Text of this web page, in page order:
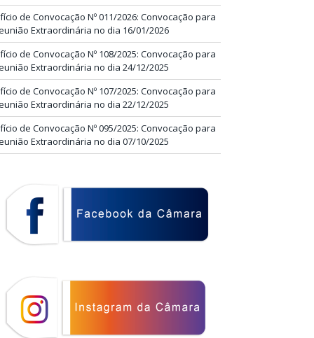
de Convocação Nº 011/2026: Convocação para
Extraordinária no dia 16/01/2026
de Convocação Nº 108/2025: Convocação para
Extraordinária no dia 24/12/2025
de Convocação Nº 107/2025: Convocação para
Extraordinária no dia 22/12/2025
de Convocação Nº 095/2025: Convocação para
Extraordinária no dia 07/10/2025